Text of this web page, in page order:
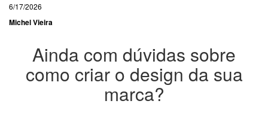
6/17/2026
Michel Vieira
Ainda com dúvidas sobre
como criar o design da sua
marca?